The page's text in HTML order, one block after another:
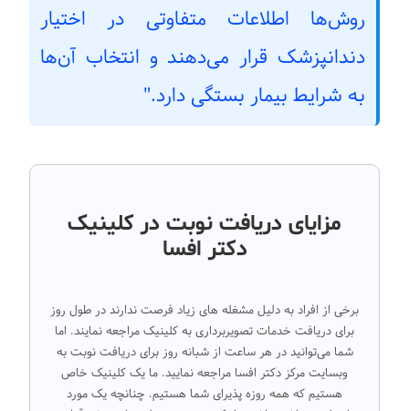
روش‌ها اطلاعات متفاوتی در اختیار
دندانپزشک قرار می‌دهند و انتخاب آن‌ها
به شرایط بیمار بستگی دارد."
مزایای دریافت نوبت در کلینیک
دکتر افسا
برخی از افراد به دلیل مشغله های زیاد فرصت ندارند در طول روز
برای دریافت خدمات تصویربرداری به کلینیک مراجعه نمایند. اما
شما می‌توانید در هر ساعت از شبانه روز برای دریافت نوبت به
وبسایت مرکز دکتر افسا مراجعه نمایید. ما یک کلینیک خاص
هستیم که همه روزه پذیرای شما هستیم. چنانچه یک مورد